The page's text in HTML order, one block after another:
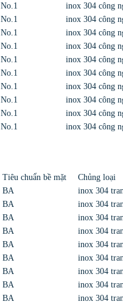
No.1
inox 304 công
No.1
inox 304 công
No.1
inox 304 công
No.1
inox 304 công
No.1
inox 304 công
No.1
inox 304 công
No.1
inox 304 công
No.1
inox 304 công
No.1
inox 304 công
No.1 inox 304 công
Tiêu chuẩn bề mặt
Chủng loại
BA
inox 304
BA
inox 304
BA
inox 304
BA
inox 304
BA
inox 304
BA
inox 304
BA
inox 304
BA
inox 304
BA inox 304